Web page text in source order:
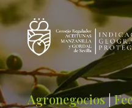
Agronegocios|